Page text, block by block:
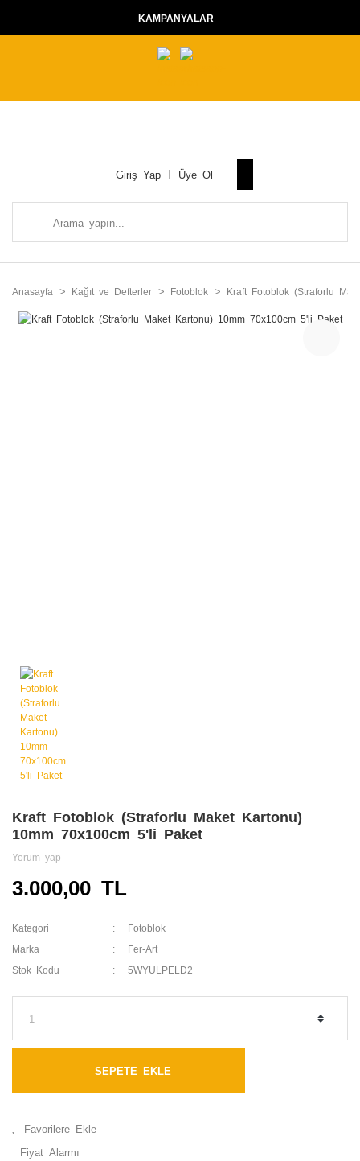
KAMPANYALAR
Giriş Yap Üye Ol
Anasayfa Kağıt ve Defterler Fotoblok Kraft Fotoblok (Straforlu
Kraft Fotoblok (Straforlu Maket Kartonu)
10mm 70x100cm 5'li Paket
Yorum yap
3.000,00 TL
Kategori Fotoblok
Marka Fer-Art
Stok Kodu 5WYULPELD2
SEPETE EKLE
Fiyat Alarmı